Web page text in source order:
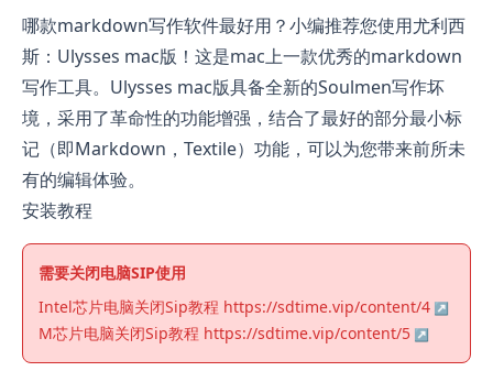
哪款markdown写作软件最好用？小编推荐您使用尤利西
斯：Ulysses mac版！这是mac上一款优秀的markdown
写作工具。Ulysses mac版具备全新的Soulmen写作坏
境，采用了革命性的功能增强，结合了最好的部分最小标
记（即Markdown，Textile）功能，可以为您带来前所未
有的编辑体验。
安装教程
需要关闭电脑SIP使用
Intel芯片电脑关闭Sip教程 https://sdtime.vip/content/4
M芯片电脑关闭Sip教程 https://sdtime.vip/content/5